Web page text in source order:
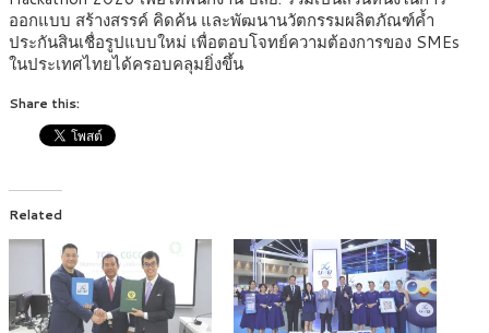
ออกแบบ สร้างสรรค์ คิดค้น และพัฒนานวัตกรรมผลิตภัณฑ์ค้ำ
ประกันสินเชื่อรูปแบบใหม่ เพื่อตอบโจทย์ความต้องการของ SMEs
ในประเทศไทยได้ครอบคลุมยิ่งขึ้น
Share this:
Related